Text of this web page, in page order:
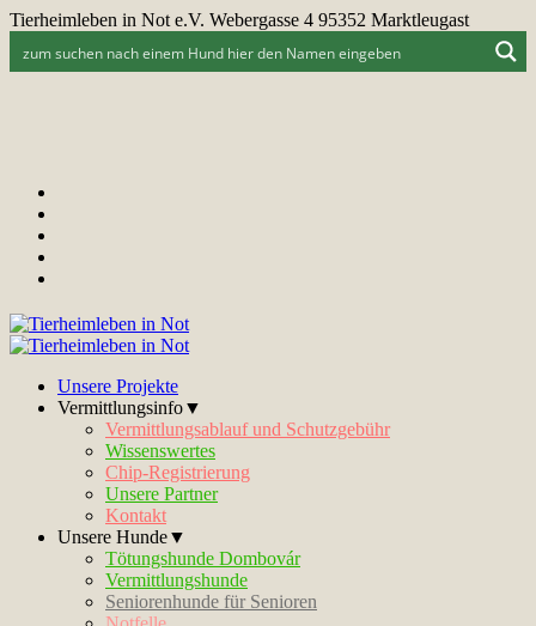
Tierheimleben in Not e.V. Webergasse 4 95352 Marktleugast
Unsere Projekte
Vermittlungsinfo▼
Vermittlungsablauf und Schutzgebühr
Wissenswertes
Chip-Registrierung
Unsere Partner
Kontakt
Unsere Hunde▼
Tötungshunde Dombovár
Vermittlungshunde
Seniorenhunde für Senioren